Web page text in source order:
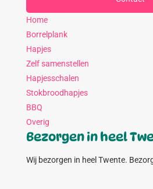
Home
Borrelplank
Hapjes
Zelf samenstellen
Hapjesschalen
Stokbroodhapjes
BBQ
Overig
Bezorgen in heel
Wij bezorgen in heel Twente.